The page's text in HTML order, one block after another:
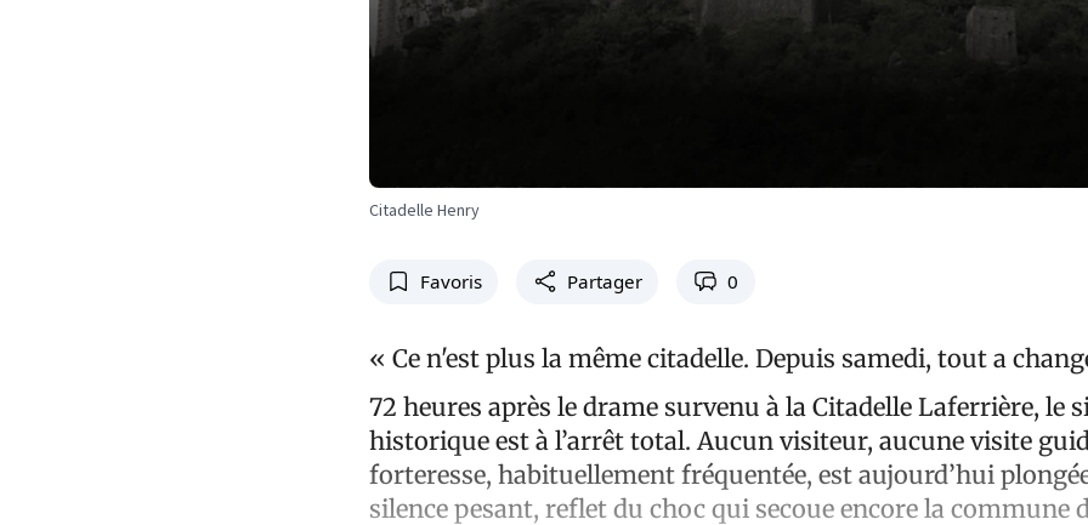
Citadelle Henry
Favoris Partager 0
« Ce n'est plus la même citadelle. Depuis samedi, tout a
72 heures après le drame survenu à la Citadelle Laferrière, le
historique est à l’arrêt total. Aucun visiteur, aucune visite
forteresse, habituellement fréquentée, est aujourd’hui
silence pesant, reflet du choc qui secoue encore la commune